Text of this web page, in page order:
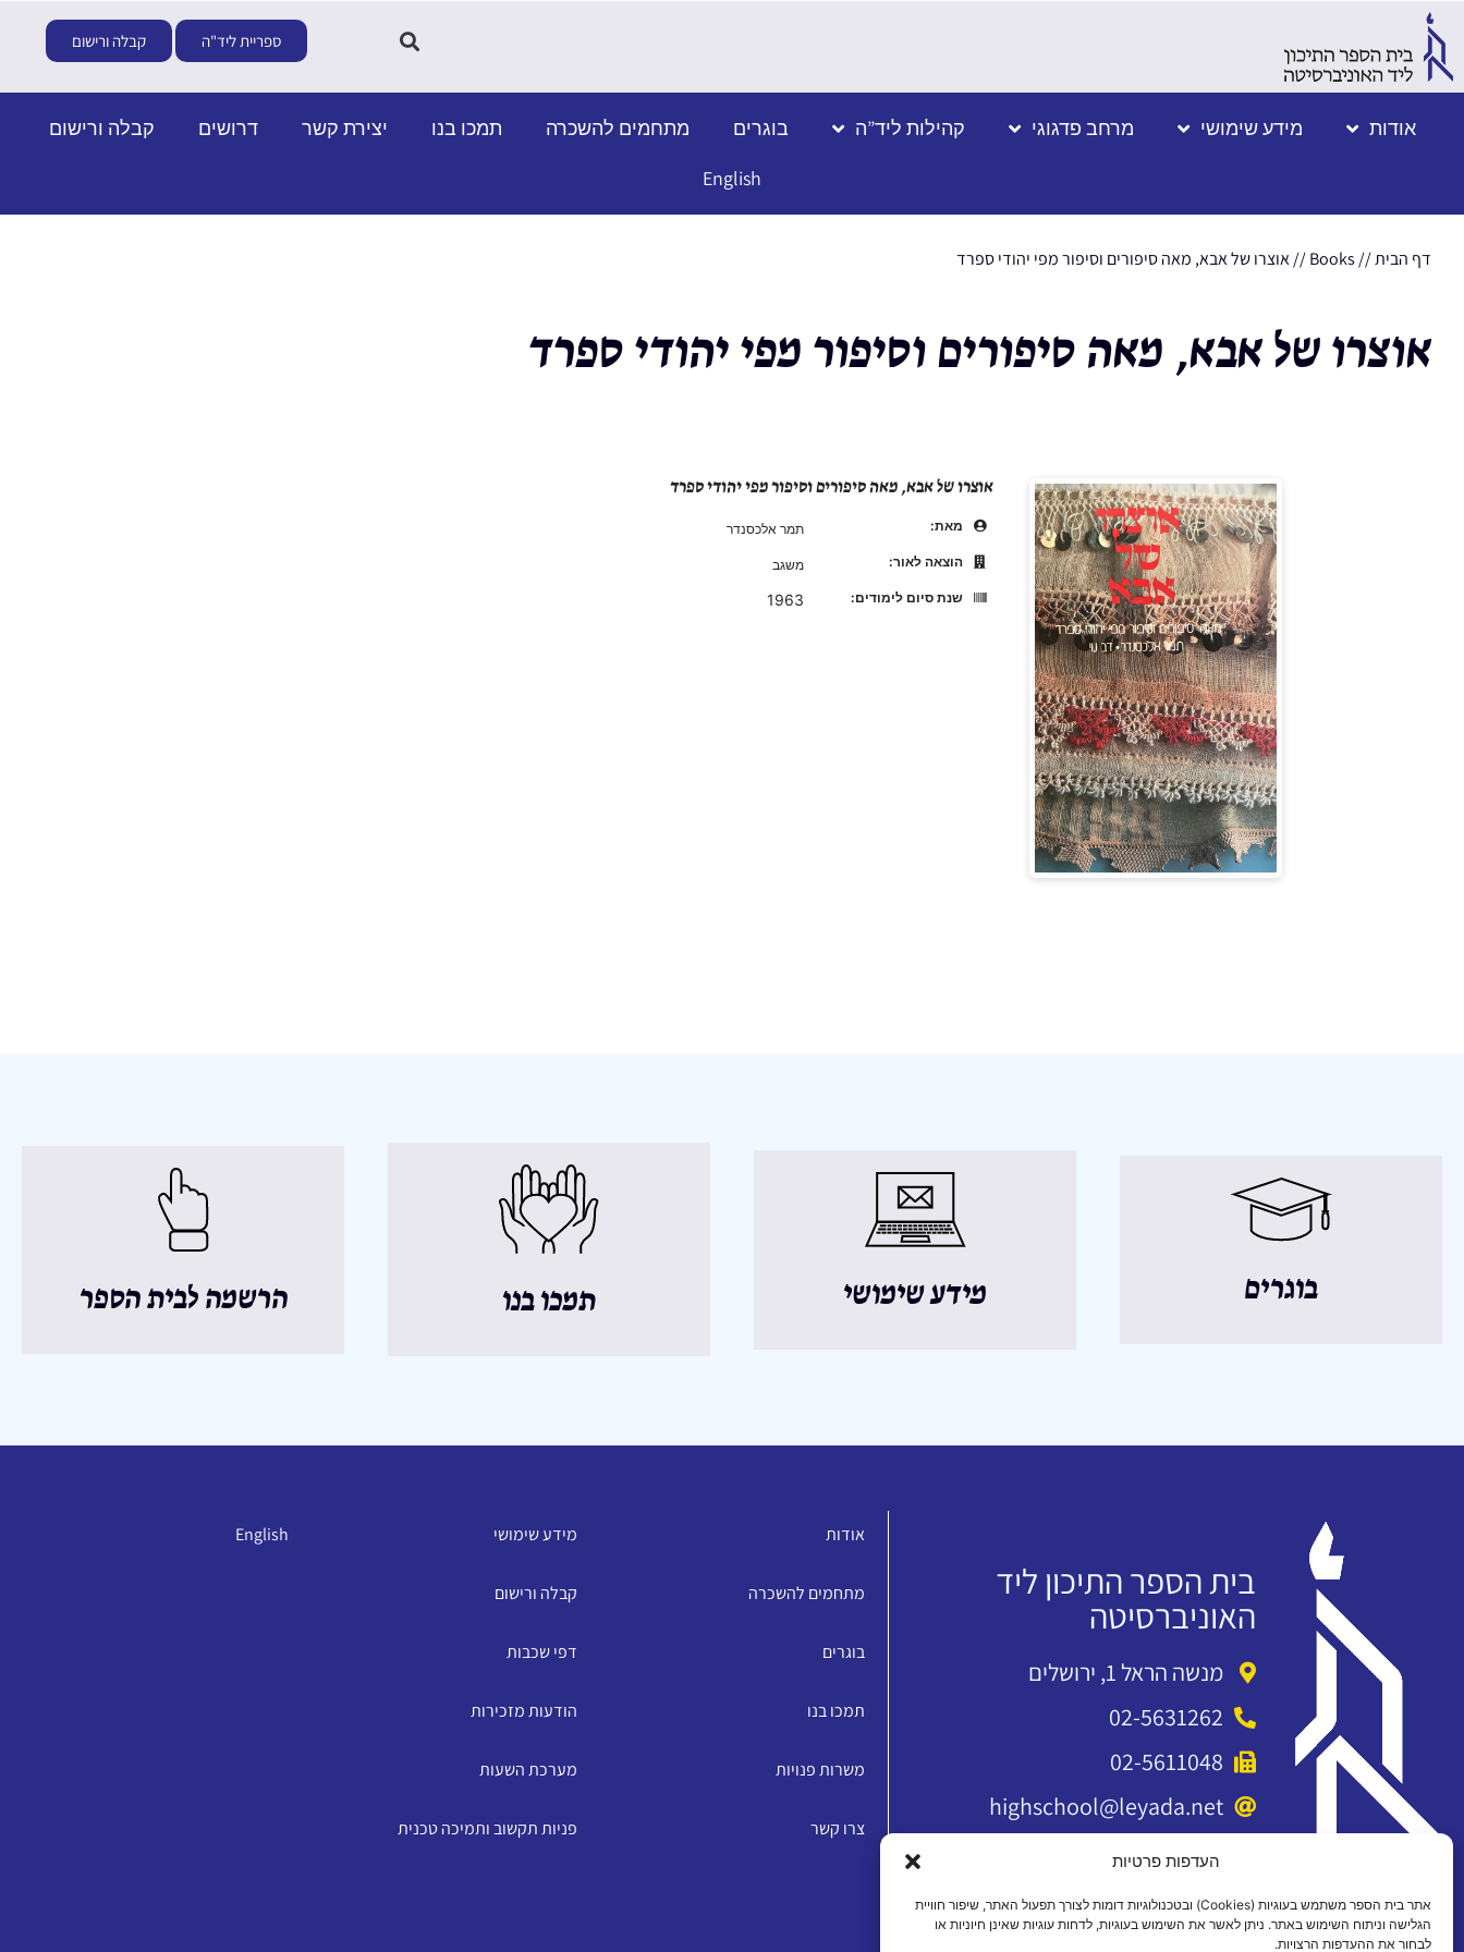
העדפות פרטיות
אתר בית הספר משתמש בעוגיות (Cookies) ובטכנולוגיות דומות לצורך תפעול האתר, שיפור חוויית
הגלישה וניתוח השימוש באתר. ניתן לאשר את השימוש בעוגיות, לדחות עוגיות שאינן חיוניות או
לבחור את ההעדפות הרצויות.
ספריית ליד"ה קבלה ורישום
אודות מידע שימושי מרחב פדגוגי קהילות ליד”ה בוגרים מתחמים להשכרה תמכו בנו יצירת קשר דרושים
קבלה ורישום
English
דף הבית//
Books
//אוצרו של אבא, מאה סיפורים וסיפור מפי יהודי ספרד
אוצרו של אבא, מאה סיפורים וסיפור מפי יהודי ספרד
אוצרו של אבא, מאה סיפורים וסיפור מפי יהודי ספרד
מאת:
תמר אלכסנדר
הוצאה לאור:
משגב
שנת סיום לימודים:
1963
בוגרים מידע שימושי תמכו בנו הרשמה לבית הספר
בית הספר התיכון ליד
האוניברסיטה
מנשה הראל 1, ירושלים
02-5631262
02-5611048
highschool@leyada.net
אודות
מתחמים להשכרה
בוגרים
תמכו בנו
משרות פנויות
צרו קשר
מידע שימושי
קבלה ורישום
דפי שכבות
הודעות מזכירות
מערכת השעות
פניות תקשוב ותמיכה טכנית
English